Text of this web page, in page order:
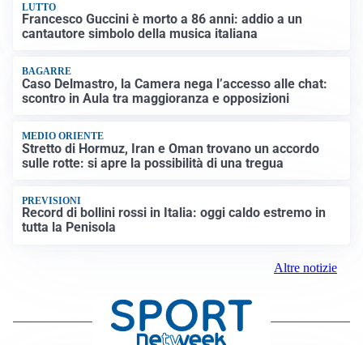
LUTTO
Francesco Guccini è morto a 86 anni: addio a un
cantautore simbolo della musica italiana
BAGARRE
Caso Delmastro, la Camera nega l’accesso alle chat:
scontro in Aula tra maggioranza e opposizioni
MEDIO ORIENTE
Stretto di Hormuz, Iran e Oman trovano un accordo
sulle rotte: si apre la possibilità di una tregua
PREVISIONI
Record di bollini rossi in Italia: oggi caldo estremo in
tutta la Penisola
Altre notizie